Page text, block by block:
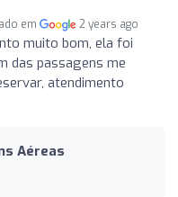
em 2 years ago
muito bom, ela foi
das passagens me
atendimento
Aéreas